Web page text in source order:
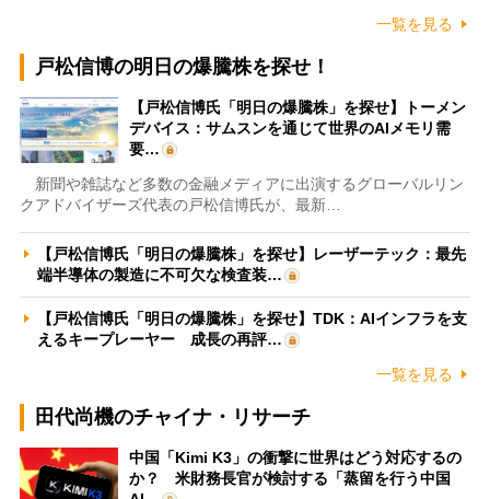
一覧を見る
戸松信博の明日の爆騰株を探せ！
【戸松信博氏「明日の爆騰株」を探せ】トーメン
デバイス：サムスンを通じて世界のAIメモリ需
要…
新聞や雑誌など多数の金融メディアに出演するグローバルリン
クアドバイザーズ代表の戸松信博氏が、最新…
【戸松信博氏「明日の爆騰株」を探せ】レーザーテック：最先
端半導体の製造に不可欠な検査装…
【戸松信博氏「明日の爆騰株」を探せ】TDK：AIインフラを支
えるキープレーヤー 成長の再評…
一覧を見る
田代尚機のチャイナ・リサーチ
中国「Kimi K3」の衝撃に世界はどう対応するの
か？ 米財務長官が検討する「蒸留を行う中国